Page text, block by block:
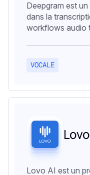
Deepgram est
dans la
workflows audio
VOCALE
Lovo AI est un